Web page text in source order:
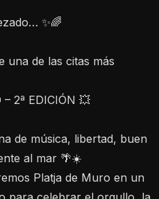
✨🌈
una de las citas más
2ª EDICIÓN 💥
de música, libertad, buen
al mar 🌴☀️
Platja de Muro en un